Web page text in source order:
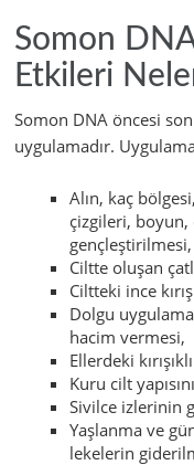
Somon
Etkileri
Somon DNA öncesi
uygulamadır.
Alın, kaç
çizgileri,
gençleştirilmesi,
Ciltte oluşan
Ciltteki ince
Dolgu
hacim vermesi,
Ellerdeki
Kuru cilt
Sivilce izlerinin
Yaşlanma ve
lekelerin